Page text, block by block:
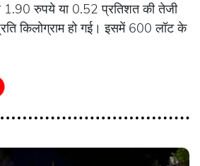
1.90 रुपये या 0.52 प्रतिशत की तेजी
किलोग्राम हो गई। इसमें 600 लॉट के